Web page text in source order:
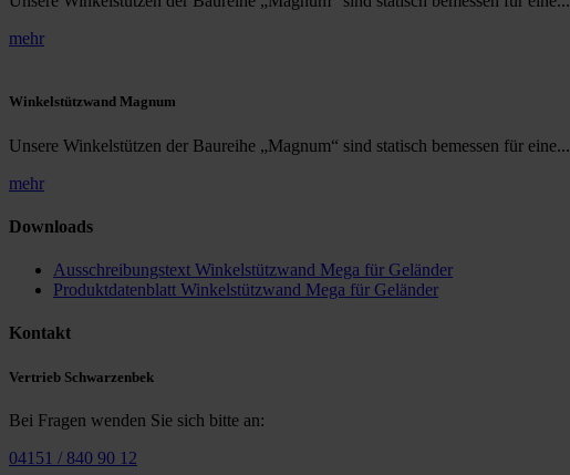
mehr
Winkelstützwand Magnum
Unsere Winkelstützen der Baureihe „Magnum“ sind statisch bemessen für eine...
mehr
Downloads
Ausschreibungstext Winkelstützwand Mega für Geländer
Produktdatenblatt Winkelstützwand Mega für Geländer
Kontakt
Vertrieb Schwarzenbek
Bei Fragen wenden Sie sich bitte an:
04151 / 840 90 12